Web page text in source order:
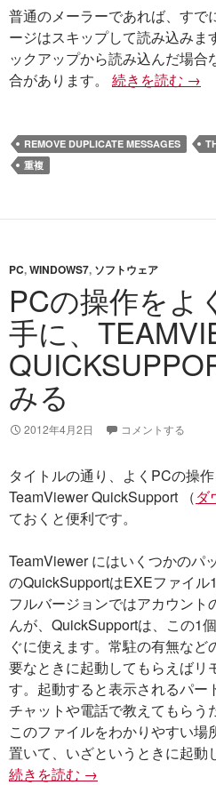
普通のメーラーであれば、すで
ージはスキップして読み込みま
ックアップから読み込んだ場
合があります。 続きを読む →
REMOVE DUPLICATE MESSAGES
重複
PC,WINDOWS7, ソフトウェア
PCの操作をよ
手に、
みる
2012年4月2日 コメントする
タイトルの通り、よくPCの操作
TeamViewer QuickSupport （ダ
ておくと便利です。
TeamViewer にはいくつかのパ
のQuickSupportはEXEファイル
フルバージョンではアカウント
んが、QuickSupportは、この1
ぐに使えます。常駐の有無な
要なときに起動してもらえばリ
す。起動すると表示されるパー
チャットや電話で教えてもらう
このファイルをわかりやすい場
置いて、いざというときに起動
続きを読む PCの操作をよく聞
→